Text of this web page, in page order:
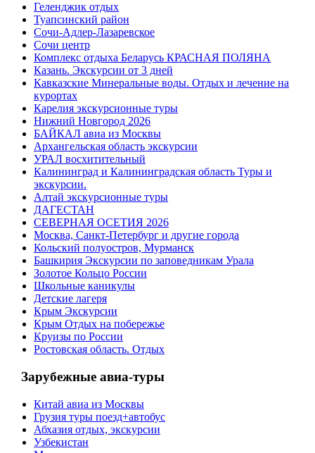
Геленджик отдых
Туапсинский район
Сочи-Адлер-Лазаревское
Сочи центр
Комплекс отдыха Беларусь КРАСНАЯ ПОЛЯНА
Казань. Экскурсии от 3 дней
Кавказские Минеральные воды. Отдых и лечение на
курортах
Карелия экскурсионные туры
Нижний Новгород 2026
БАЙКАЛ авиа из Москвы
Архангельская область экскурсии
УРАЛ восхитительный
Калининград и Калининградская область Туры и
экскурсии.
Алтай экскурсионные туры
ДАГЕСТАН
СЕВЕРНАЯ ОСЕТИЯ 2026
Москва, Санкт-Петербург и другие города
Кольский полуостров, Мурманск
Башкирия Экскурсии по заповедникам Урала
Золотое Кольцо России
Школьные каникулы
Детские лагеря
Крым Экскурсии
Крым Отдых на побережье
Круизы по России
Ростовская область. Отдых
Зарубежные авиа-туры
Китай авиа из Москвы
Грузия туры поезд+автобус
Абхазия отдых, экскурсии
Узбекистан